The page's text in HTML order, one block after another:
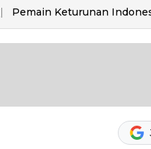
Pemain Keturunan